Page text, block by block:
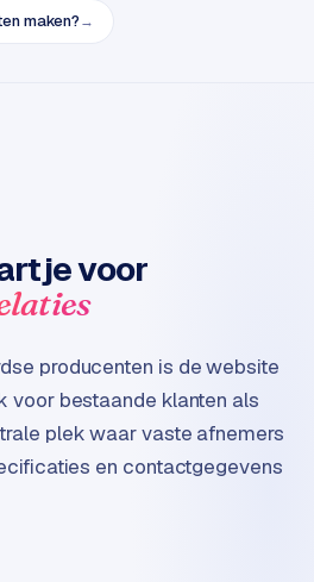
maken?→
voor
producenten is de website
voor bestaande klanten als
plek waar vaste afnemers
en contactgegevens